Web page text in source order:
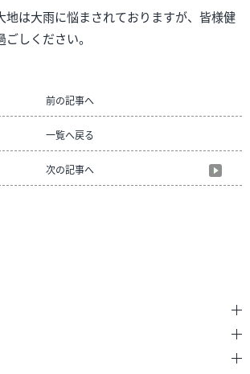
地は大雨に悩まされておりますが、皆様健
しください。
前の記事へ
一覧へ戻る
次の記事へ